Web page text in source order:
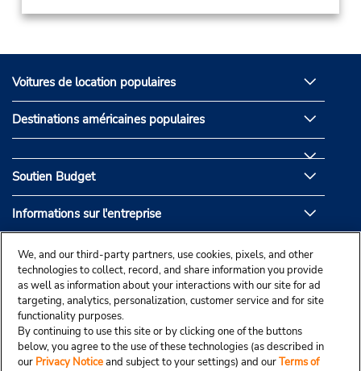
Voitures de location populaires
Destinations américaines populaires
Soutien Budget
Informations sur l'entreprise
Partenaires de Budget
We, and our third-party partners, use cookies, pixels, and other
technologies to collect, record, and share information you provide
as well as information about your interactions with our site for ad
targeting, analytics, personalization, customer service and for site
functionality purposes.
By continuing to use this site or by clicking one of the buttons
below, you agree to the use of these technologies (as described in
our Privacy Noticeand subject to your settings) and ourTerms of